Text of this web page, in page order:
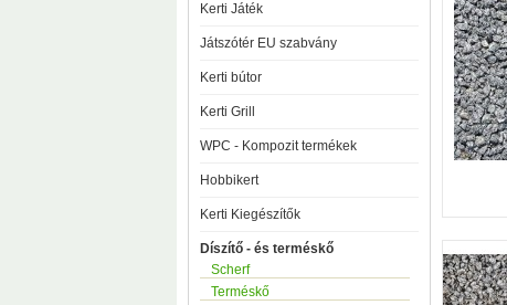
Kerti Játék
Játszótér EU szabvány
Kerti bútor
Kerti Grill
WPC - Kompozit termékek
Hobbikert
Kerti Kiegészítők
Díszítő - és terméskő
Scherf
Terméskő